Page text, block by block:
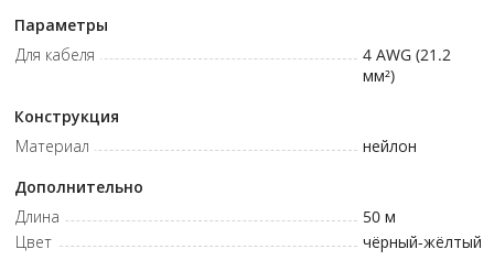
Параметры
Для кабеля
4 AWG (21.2
мм²)
Конструкция
Материал
нейлон
Дополнительно
Длина
50 м
Цвет
чёрный-жёлтый